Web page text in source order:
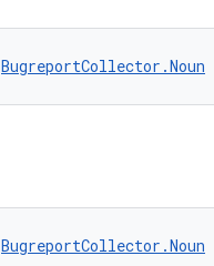
BugreportCollector.Noun
BugreportCollector.Noun